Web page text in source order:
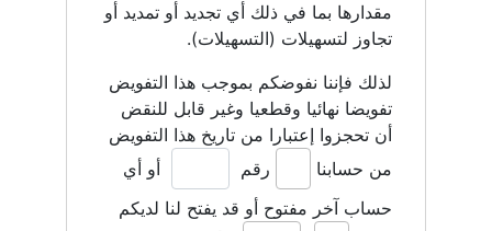
مقدارها بما في ذلك أي تجديد أو تمديد أو
تجاوز لتسهيلات (التسهيلات).
لذلك فإننا نفوضكم بموجب هذا التفويض
تفويضا نهائيا وقطعيا وغير قابل للنقض
أن تحجزوا إعتبارا من تاريخ هذا التفويض
من حسابنا
أو أي
حساب آخر مفتوح أو قد يفتح لنا لديكم